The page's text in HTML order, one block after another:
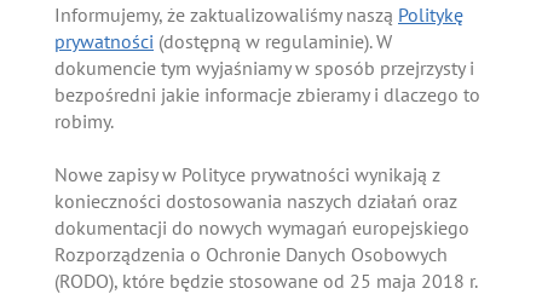
Informujemy, że zaktualizowaliśmy naszą Politykę
prywatności (dostępną w regulaminie). W
dokumencie tym wyjaśniamy w sposób przejrzysty i
bezpośredni jakie informacje zbieramy i dlaczego to
robimy.
Nowe zapisy w Polityce prywatności wynikają z
konieczności dostosowania naszych działań oraz
dokumentacji do nowych wymagań europejskiego
Rozporządzenia o Ochronie Danych Osobowych
(RODO), które będzie stosowane od 25 maja 2018 r.